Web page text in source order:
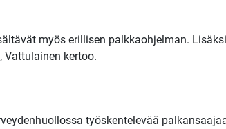
myös erillisen palkkaohjelman.
kertoo.
työskentelevää